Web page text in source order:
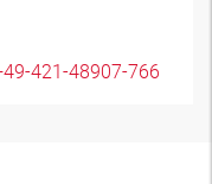
421-48907-766